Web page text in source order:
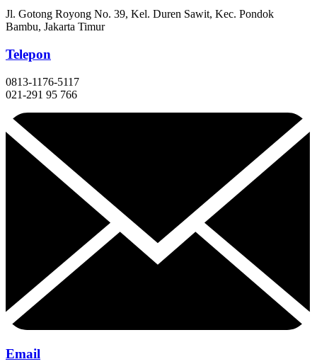
Jl. Gotong Royong No. 39, Kel. Duren Sawit, Kec. Pondok
Bambu, Jakarta Timur
Telepon
0813-1176-5117
021-291 95 766
Email